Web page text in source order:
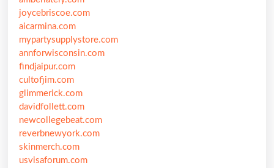
joycebriscoe.com
aicarmina.com
mypartysupplystore.com
annforwisconsin.com
findjaipur.com
cultofjim.com
glimmerick.com
davidfollett.com
newcollegebeat.com
reverbnewyork.com
skinmerch.com
usvisaforum.com